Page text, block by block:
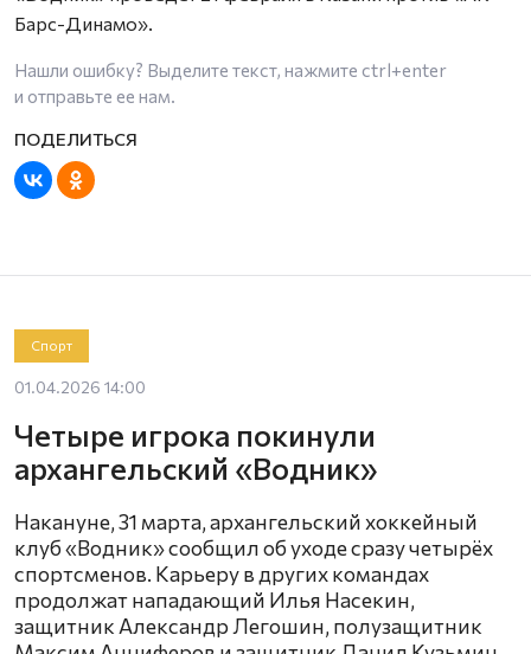
Барс-Динамо».
Нашли ошибку? Выделите текст, нажмите ctrl+enter
и отправьте ее нам.
Спорт
01.04.2026 14:00
Четыре игрока покинули
архангельский «Водник»
Накануне, 31 марта, архангельский хоккейный
клуб «Водник» сообщил об уходе сразу четырёх
спортсменов. Карьеру в других командах
продолжат нападающий Илья Насекин,
защитник Александр Легошин, полузащитник